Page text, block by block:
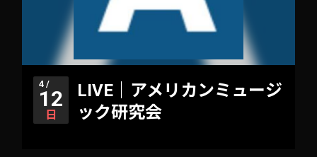
4 /
12
日
LIVE｜アメリカンミュージ
ック研究会